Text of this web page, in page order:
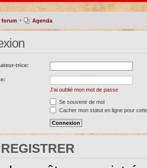
forum • Agenda
trice:
J’ai oublié mon mot de passe
Se souvenir de moi
Cacher mon statut en ligne pour